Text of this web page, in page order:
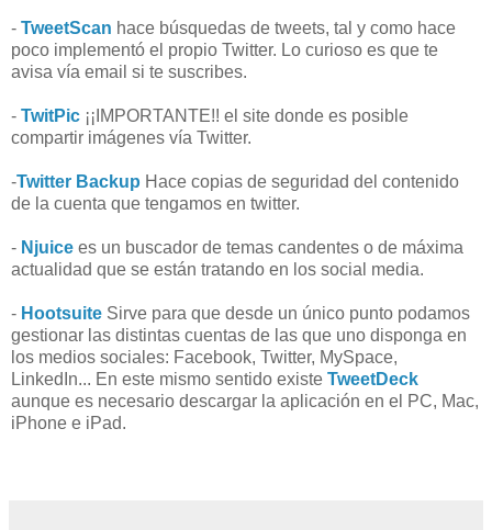
- TweetScan hace búsquedas de tweets, tal y como hace
poco implementó el propio Twitter. Lo curioso es que te
avisa vía email si te suscribes.
- TwitPic ¡¡IMPORTANTE!! el site donde es posible
compartir imágenes vía Twitter.
-Twitter Backup Hace copias de seguridad del contenido
de la cuenta que tengamos en twitter.
- Njuice es un buscador de temas candentes o de máxima
actualidad que se están tratando en los social media.
- Hootsuite Sirve para que desde un único punto podamos
gestionar las distintas cuentas de las que uno disponga en
los medios sociales: Facebook, Twitter, MySpace,
LinkedIn... En este mismo sentido existe TweetDeck
aunque es necesario descargar la aplicación en el PC, Mac,
iPhone e iPad.